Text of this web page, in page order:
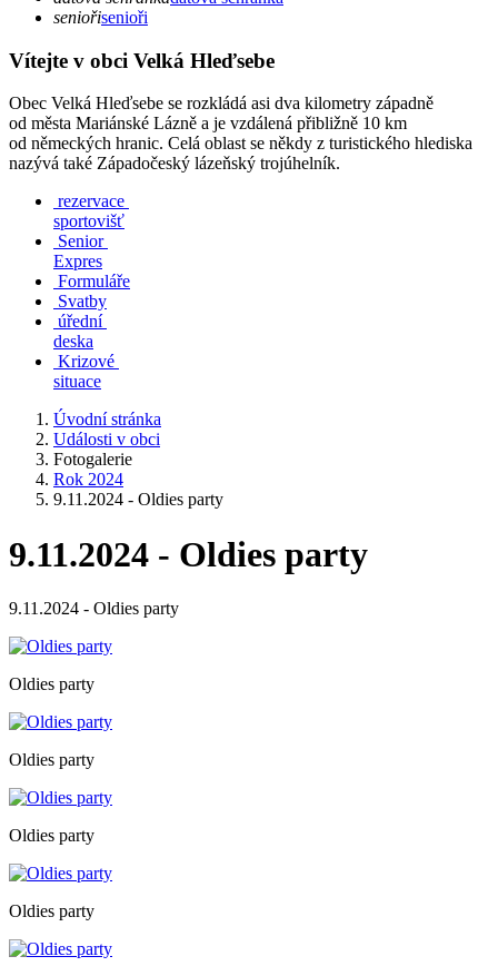
seniořisenioři
Vítejte v obci Velká Hleďsebe
Obec Velká Hleďsebe se rozkládá asi dva kilometry západně
od města Mariánské Lázně a je vzdálená přibližně 10 km
od německých hranic. Celá oblast se někdy z turistického hlediska
nazývá také Západočeský lázeňský trojúhelník.
rezervace
sportovišť
Senior
Expres
Formuláře
Svatby
úřední
deska
Krizové
situace
Úvodní stránka
Události v obci
Fotogalerie
Rok 2024
9.11.2024 - Oldies party
9.11.2024 - Oldies party
9.11.2024 - Oldies party
Oldies party
Oldies party
Oldies party
Oldies party